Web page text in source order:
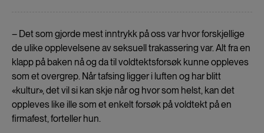
– Det som gjorde mest inntrykk på oss var hvor forskjellige
de ulike opplevelsene av seksuell trakassering var. Alt fra en
klapp på baken nå og da til voldtektsforsøk kunne oppleves
som et overgrep. Når tafsing ligger i luften og har blitt
«kultur», det vil si kan skje når og hvor som helst, kan det
oppleves like ille som et enkelt forsøk på voldtekt på en
firmafest, forteller hun.